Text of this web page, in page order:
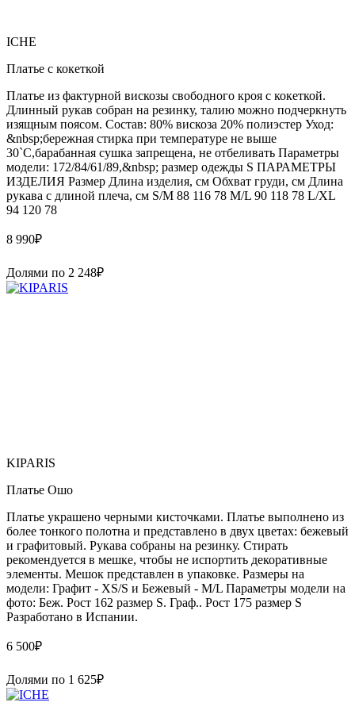
ICHE
Платье с кокеткой
Платье из фактурной вискозы свободного кроя с кокеткой.
Длинный рукав собран на резинку, талию можно подчеркнуть
изящным поясом. Состав: 80% вискоза 20% полиэстер Уход:
&nbsp;бережная стирка при температуре не выше
30`C,барабанная сушка запрещена, не отбеливать Параметры
модели: 172/84/61/89,&nbsp; размер одежды S ПАРАМЕТРЫ
ИЗДЕЛИЯ Размер Длина изделия, см Обхват груди, см Длина
рукава с длиной плеча, см S/M 88 116 78 M/L 90 118 78 L/XL
94 120 78
8 990₽
Долями по 2 248₽
KIPARIS
Платье Ошо
Платье украшено черными кисточками. Платье выполнено из
более тонкого полотна и представлено в двух цветах: бежевый
и графитовый. Рукава собраны на резинку. Стирать
рекомендуется в мешке, чтобы не испортить декоративные
элементы. Мешок представлен в упаковке. Размеры на
модели: Графит - XS/S и Бежевый - M/L Параметры модели на
фото: Беж. Рост 162 размер S. Граф.. Рост 175 размер S
Paзpaботaно в Иcпaнии.
6 500₽
Долями по 1 625₽